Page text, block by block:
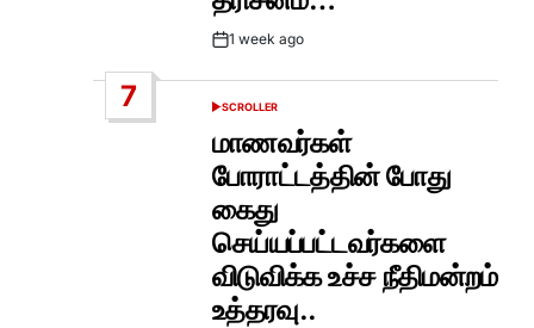
Post1 week ago
7
POSTED
SCROLLER
மாணவர்கள்
போராட்டத்தின் போது
கைது
செய்யப்பட்டவர்களை
விடுவிக்க உச்ச நீதிமன்றம்
உத்தரவு..